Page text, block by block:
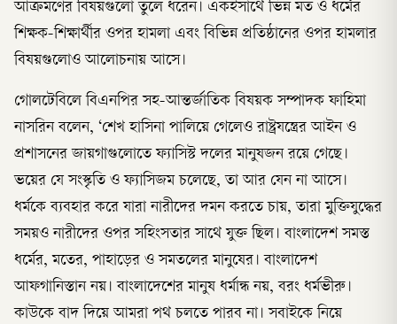
আক্রমণের বিষয়গুলো তুলে ধরেন। একইসাথে ভিন্ন মত ও ধর্মের
শিক্ষক-শিক্ষার্থীর ওপর হামলা এবং বিভিন্ন প্রতিষ্ঠানের ওপর হামলার
বিষয়গুলোও আলোচনায় আসে।
গোলটেবিলে বিএনপির সহ-আন্তর্জাতিক বিষয়ক সম্পাদক ফাহিমা
নাসরিন বলেন, ‘শেখ হাসিনা পালিয়ে গেলেও রাষ্ট্রযন্ত্রের আইন ও
প্রশাসনের জায়গাগুলোতে ফ্যাসিস্ট দলের মানুষজন রয়ে গেছে।
ভয়ের যে সংস্কৃতি ও ফ্যাসিজম চলেছে, তা আর যেন না আসে।
ধর্মকে ব্যবহার করে যারা নারীদের দমন করতে চায়, তারা মুক্তিযুদ্ধের
সময়ও নারীদের ওপর সহিংসতার সাথে যুক্ত ছিল। বাংলাদেশ সমস্ত
ধর্মের, মতের, পাহাড়ের ও সমতলের মানুষের। বাংলাদেশ
আফগানিস্তান নয়। বাংলাদেশের মানুষ ধর্মান্ধ নয়, বরং ধর্মভীরু।
কাউকে বাদ দিয়ে আমরা পথ চলতে পারব না। সবাইকে নিয়ে